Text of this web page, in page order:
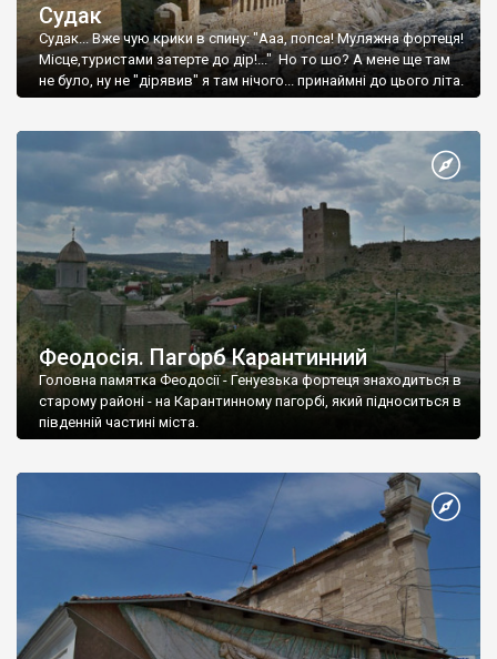
Судак
Судак... Вже чую крики в спину: "Ааа, попса! Муляжна фортеця!
Місце,туристами затерте до дір!..." Но то шо? А мене ще там
не було, ну не "дірявив" я там нічого... принаймні до цього літа.
Феодосія. Пагорб Карантинний
Головна памятка Феодосії - Генуезька фортеця знаходиться в
старому районі - на Карантинному пагорбі, який підноситься в
південній частині міста.